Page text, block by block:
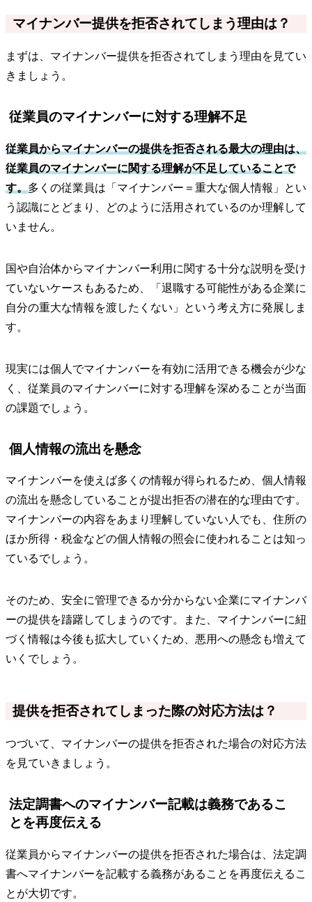
マイナンバー提供を拒否されてしまう理由は？
まずは、マイナンバー提供を拒否されてしまう理由を見てい
きましょう。
従業員のマイナンバーに対する理解不足
従業員からマイナンバーの提供を拒否される最大の理由は、
従業員のマイナンバーに関する理解が不足していることで
す。多くの従業員は「マイナンバー＝重大な個人情報」とい
う認識にとどまり、どのように活用されているのか理解して
いません。
国や自治体からマイナンバー利用に関する十分な説明を受け
ていないケースもあるため、「退職する可能性がある企業に
自分の重大な情報を渡したくない」という考え方に発展しま
す。
現実には個人でマイナンバーを有効に活用できる機会が少な
く、従業員のマイナンバーに対する理解を深めることが当面
の課題でしょう。
個人情報の流出を懸念
マイナンバーを使えば多くの情報が得られるため、個人情報
の流出を懸念していることが提出拒否の潜在的な理由です。
マイナンバーの内容をあまり理解していない人でも、住所の
ほか所得・税金などの個人情報の照会に使われることは知っ
ているでしょう。
そのため、安全に管理できるか分からない企業にマイナンバ
ーの提供を躊躇してしまうのです。また、マイナンバーに紐
づく情報は今後も拡大していくため、悪用への懸念も増えて
いくでしょう。
提供を拒否されてしまった際の対応方法は？
つづいて、マイナンバーの提供を拒否された場合の対応方法
を見ていきましょう。
法定調書へのマイナンバー記載は義務であるこ
とを再度伝える
従業員からマイナンバーの提供を拒否された場合は、法定調
書へマイナンバーを記載する義務があることを再度伝えるこ
とが大切です。